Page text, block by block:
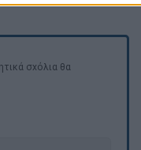
σχόλια θα